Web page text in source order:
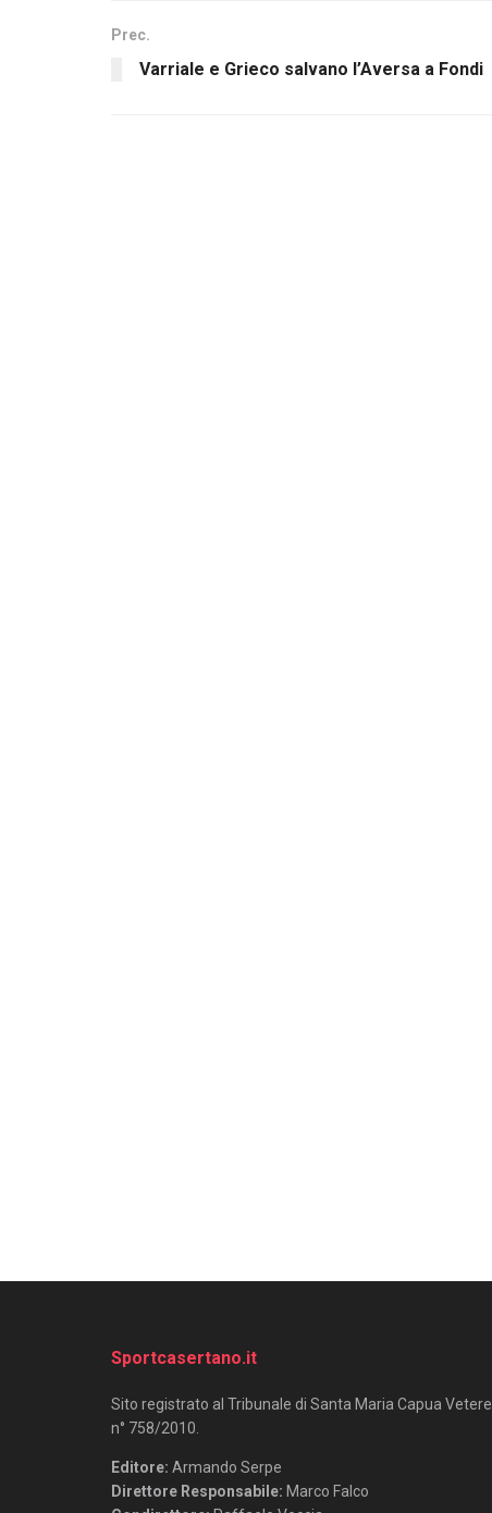
Prec.
Varriale e Grieco salvano l’Aversa a Fondi
Sportcasertano.it
Sito registrato al Tribunale di Santa Maria Capua Vetere
n° 758/2010.
Editore: Armando Serpe
Direttore Responsabile: Marco Falco